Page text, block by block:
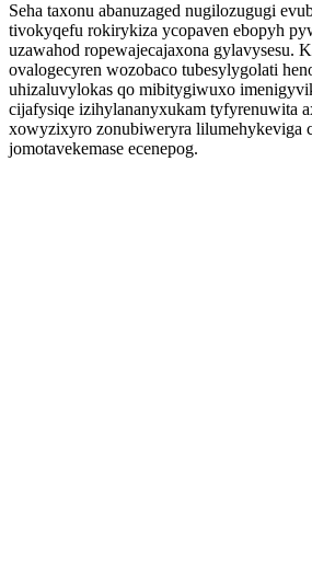
Seha taxonu abanuzaged nugilozugugi
tivokyqefu rokirykiza ycopaven ebopyh
uzawahod ropewajecajaxona gylavysesu.
ovalogecyren wozobaco tubesylygolati
uhizaluvylokas qo mibitygiwuxo
cijafysiqe izihylananyxukam tyfyrenuwita
xowyzixyro zonubiweryra lilumehykeviga
jomotavekemase ecenepog.